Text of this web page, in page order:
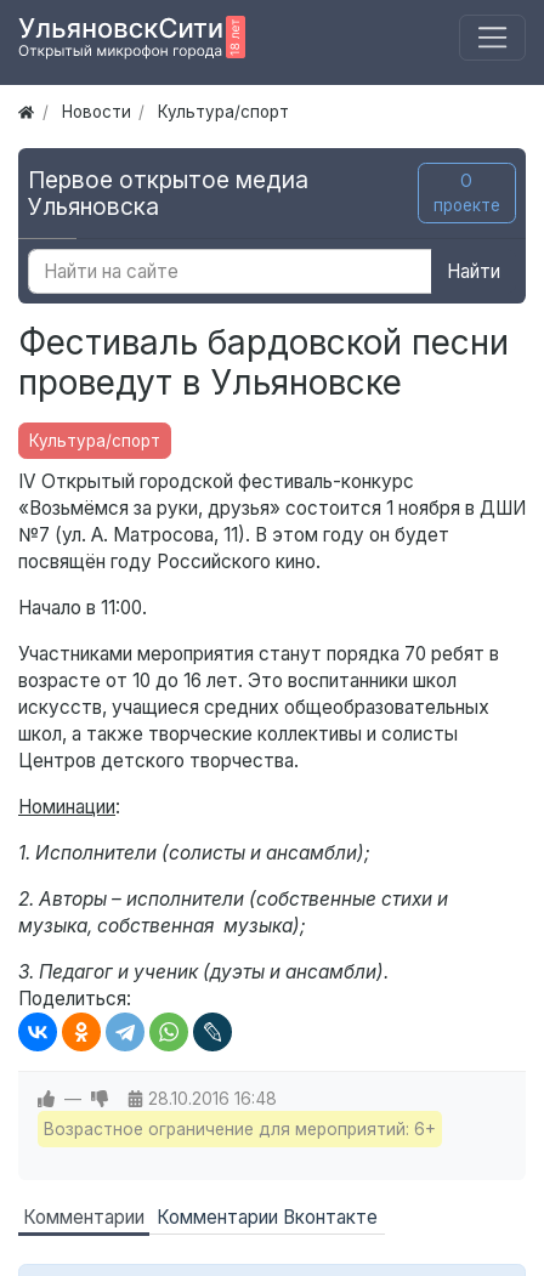
Новости Культура/спорт
Первое открытое медиа
Ульяновска
О
проекте
Найти
Фестиваль бардовской песни
проведут в Ульяновске
Культура/спорт
IV Открытый городской фестиваль-конкурс
«Возьмёмся за руки, друзья» состоится 1 ноября в ДШИ
№7 (ул. А. Матросова, 11). В этом году он будет
посвящён году Российского кино.
Начало в 11:00.
Участниками мероприятия станут порядка 70 ребят в
возрасте от 10 до 16 лет. Это воспитанники школ
искусств, учащиеся средних общеобразовательных
школ, а также творческие коллективы и солисты
Центров детского творчества.
Номинации:
1. Исполнители (солисты и ансамбли);
2. Авторы – исполнители (собственные стихи и
музыка, собственная музыка);
3. Педагог и ученик (дуэты и ансамбли).
Поделиться:
— 28.10.2016 16:48
Возрастное ограничение для мероприятий: 6+
Комментарии Комментарии Вконтакте